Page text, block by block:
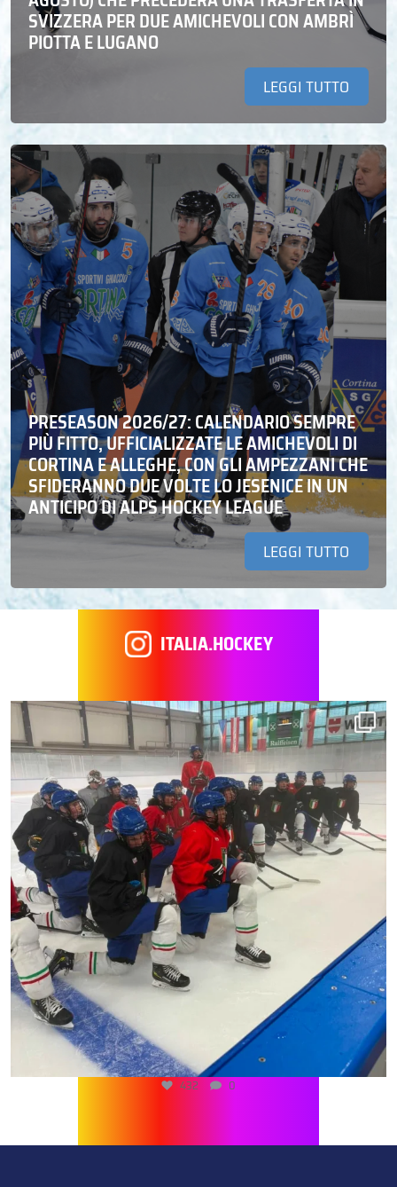
SVIZZERA PER DUE AMICHEVOLI CON AMBRÌ
PIOTTA E LUGANO
LEGGI TUTTO
PRESEASON 2026/27: CALENDARIO SEMPRE
PIÙ FITTO, UFFICIALIZZATE LE AMICHEVOLI DI
CORTINA E ALLEGHE, CON GLI AMPEZZANI CHE
SFIDERANNO DUE VOLTE LO JESENICE IN UN
ANTICIPO DI ALPS HOCKEY LEAGUE
LEGGI TUTTO
ITALIA.HOCKEY
432 0